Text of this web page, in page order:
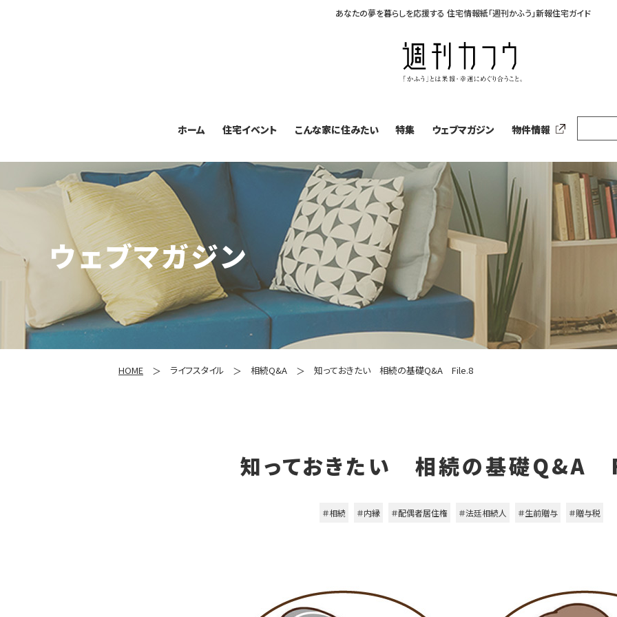
あなたの夢を暮らしを応援する 住宅情報紙「週刊かふう」新報住宅ガイド
ホーム 住宅イベント こんな家に住みたい 特集 ウェブマガジン 物件情報
ウェブマガジン
HOME ライフスタイル 相続Q&A 知っておきたい 相続の基礎Q&A File.8
知っておきたい 相続の基礎
＃相続 ＃内縁 ＃配偶者居住権 ＃法廷相続人 ＃生前贈与 ＃贈与税